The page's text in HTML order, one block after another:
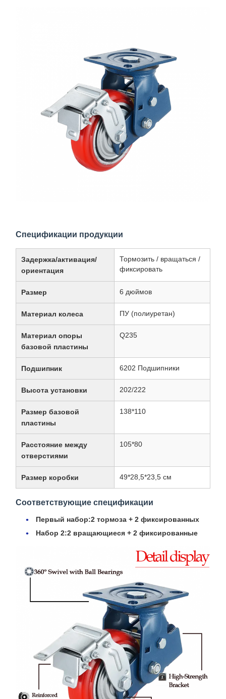
Спецификации продукции
Задержка/активация/
ориентация
Тормозить / вращаться /
фиксировать
Размер 6 дюймов
Материал колеса ПУ (полиуретан)
Материал опоры
базовой пластины
Q235
Подшипник 6202 Подшипники
Высота установки 202/222
Размер базовой
пластины
138*110
Расстояние между
отверстиями
105*80
Размер коробки 49*28,5*23,5 см
Соответствующие спецификации
Первый набор:2 тормоза + 2 фиксированных
Набор 2:2 вращающиеся + 2 фиксированные